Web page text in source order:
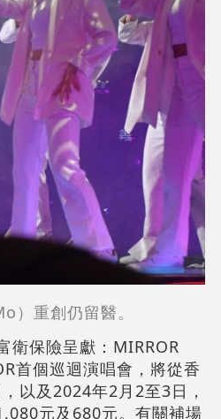
）重創仍留醫。
衛保險呈獻：MIRROR
首個巡迴演唱會，將從香
以及2024年2月2至3日，
元及680元。有關補場